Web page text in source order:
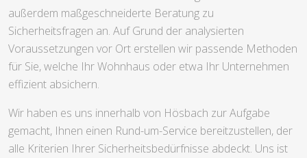
außerdem maßgeschneiderte Beratung zu
Sicherheitsfragen an. Auf Grund der analysierten
Voraussetzungen vor Ort erstellen wir passende Methoden
für Sie, welche Ihr Wohnhaus oder etwa Ihr Unternehmen
effizient absichern.
Wir haben es uns innerhalb von Hösbach zur Aufgabe
gemacht, Ihnen einen Rund-um-Service bereitzustellen, der
alle Kriterien Ihrer Sicherheitsbedürfnisse abdeckt. Uns ist